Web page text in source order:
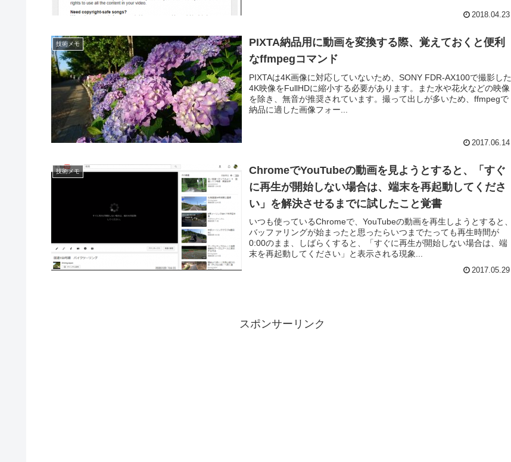
2018.04.23
技術メモ
PIXTA納品用に動画を変換する際、覚えておくと便利
なffmpegコマンド
PIXTAは4K画像に対応していないため、SONY FDR-AX100で撮影した
4K映像をFullHDに縮小する必要があります。また水や花火などの映像
を除き、無音が推奨されています。撮って出しが多いため、ffmpegで
納品に適した画像フォー...
2017.06.14
技術メモ
ChromeでYouTubeの動画を見ようとすると、「すぐ
に再生が開始しない場合は、端末を再起動してくださ
い」を解決させるまでに試したこと覚書
いつも使っているChromeで、YouTubeの動画を再生しようとすると、
バッファリングが始まったと思ったらいつまでたっても再生時間が
0:00のまま、しばらくすると、「すぐに再生が開始しない場合は、端
末を再起動してください」と表示される現象...
2017.05.29
スポンサーリンク